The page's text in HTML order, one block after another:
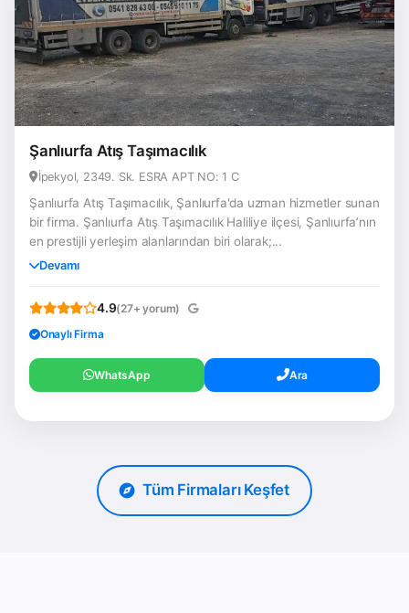
Şanlıurfa Atış Taşımacılık
İpekyol, 2349. Sk. ESRA APT NO: 1 C
Şanlıurfa Atış Taşımacılık, Şanlıurfa'da uzman hizmetler sunan
bir firma. Şanlıurfa Atış Taşımacılık Haliliye ilçesi, Şanlıurfa’nın
en prestijli yerleşim alanlarından biri olarak;...
Devamı
4.9(27+ yorum)
Onaylı Firma
WhatsApp Ara
Tüm Firmaları Keşfet